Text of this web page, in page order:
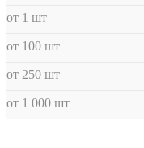
от 1 шт
от 100 шт
от 250 шт
от 1 000 шт